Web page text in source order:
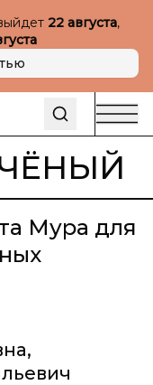
22 августа,
Мура для
,